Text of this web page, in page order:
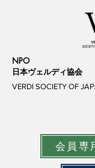
NPO
日本ヴェルディ協会
VERDI SOCIETY OF
会員専